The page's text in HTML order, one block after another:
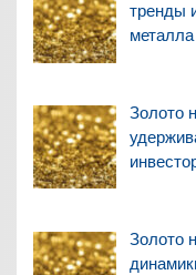
тренды
металла
Золото
Золото